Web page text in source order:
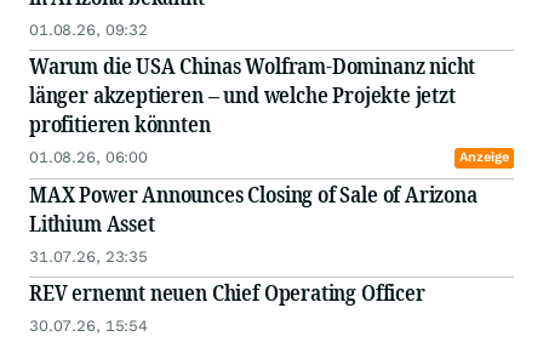
01.08.26, 09:32
Warum die USA Chinas Wolfram-Dominanz nicht
länger akzeptieren – und welche Projekte jetzt
profitieren könnten
01.08.26, 06:00 Anzeige
MAX Power Announces Closing of Sale of Arizona
Lithium Asset
31.07.26, 23:35
REV ernennt neuen Chief Operating Officer
30.07.26, 15:54